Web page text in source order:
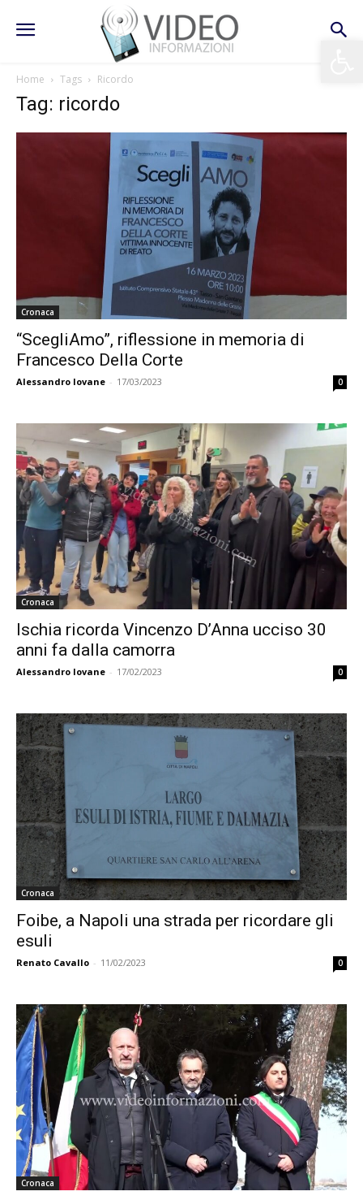
Home Tags Ricordo
Tag: ricordo
Cronaca
“ScegliAmo”, riflessione in memoria di
Francesco Della Corte
Alessandro Iovane - 17/03/2023 0
Cronaca
Ischia ricorda Vincenzo D’Anna ucciso 30
anni fa dalla camorra
Alessandro Iovane - 17/02/2023 0
Cronaca
Foibe, a Napoli una strada per ricordare gli
esuli
Renato Cavallo - 11/02/2023 0
Cronaca